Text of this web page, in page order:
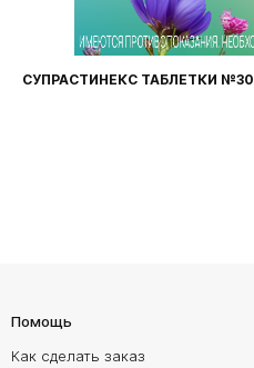
СУПРАСТИНЕКС ТАБЛЕТКИ №30
Помощь
Как сделать заказ